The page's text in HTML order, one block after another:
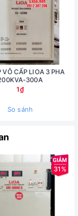
VÔ CẤP LIOA 3 PHA
300A
1₫
So sánh
31%